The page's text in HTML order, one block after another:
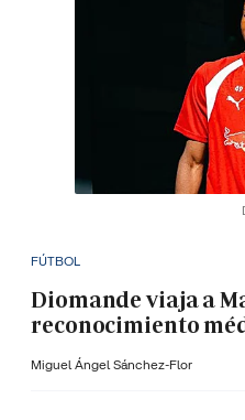
FÚTBOL
Diomande viaja a
reconocimiento
Miguel Ángel Sánchez-Flor